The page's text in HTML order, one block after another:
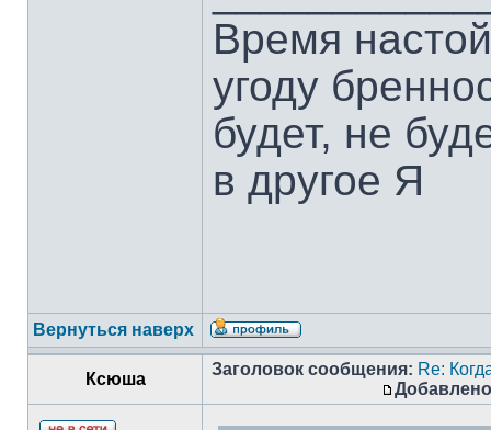
Время
угоду
будет, не
в другое Я
Вернуться наверх
Ксюша
Заголовок сообщения: Re: